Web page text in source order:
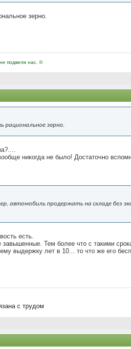
зерно.
подвели нас. ©
рациональное зерно.
никогда не было! Достаточно
автомобиль продержать на складе без
есть.
Тем более что с такими
выдержку лет в 10... то что же его
с трудом